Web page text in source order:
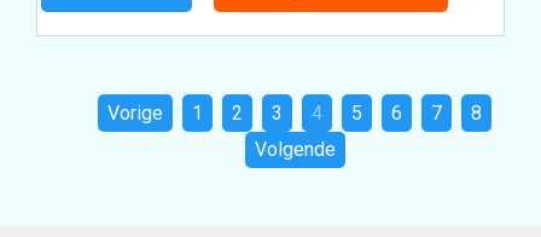
Vorige 1 2 3 4 5 6 7
8
Volgende